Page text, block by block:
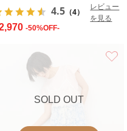
4.5 （4）
レビュー
を見る
-50%OFF-
SOLD OUT